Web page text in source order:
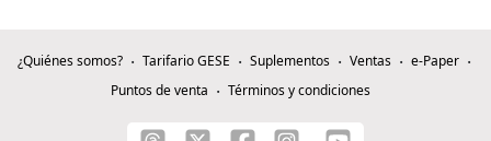
¿Quiénes somos? Tarifario GESE Suplementos Ventas
e-Paper
Puntos de venta
Términos y condiciones